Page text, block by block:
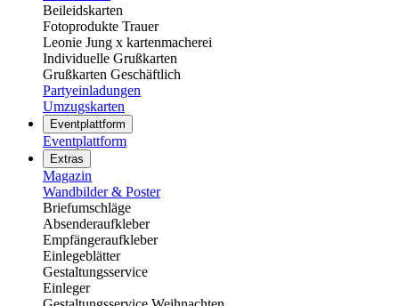
Beileidskarten
Fotoprodukte Trauer
Leonie Jung x kartenmacherei
Individuelle Grußkarten
Grußkarten Geschäftlich
Partyeinladungen
Umzugskarten
Eventplattform
Eventplattform
Extras
Magazin
Wandbilder & Poster
Briefumschläge
Absenderaufkleber
Empfängeraufkleber
Einlegeblätter
Gestaltungsservice
Einleger